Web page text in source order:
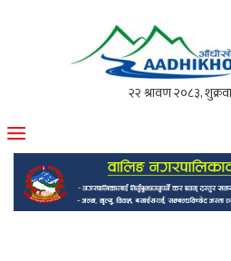
मोफसलकै लोकप्रिय अनलाइन पत्रिका